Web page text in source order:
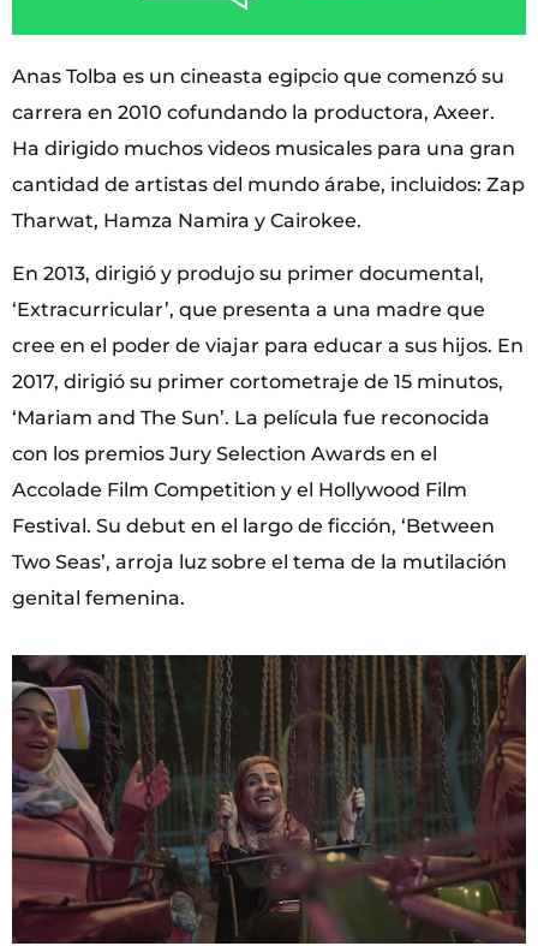
Anas Tolba es un cineasta egipcio que comenzó su
carrera en 2010 cofundando la productora, Axeer.
Ha dirigido muchos videos musicales para una gran
cantidad de artistas del mundo árabe, incluidos: Zap
Tharwat, Hamza Namira y Cairokee.
En 2013, dirigió y produjo su primer documental,
‘Extracurricular’, que presenta a una madre que
cree en el poder de viajar para educar a sus hijos. En
2017, dirigió su primer cortometraje de 15 minutos,
‘Mariam and The Sun’. La película fue reconocida
con los premios Jury Selection Awards en el
Accolade Film Competition y el Hollywood Film
Festival. Su debut en el largo de ficción, ‘Between
Two Seas’, arroja luz sobre el tema de la mutilación
genital femenina.